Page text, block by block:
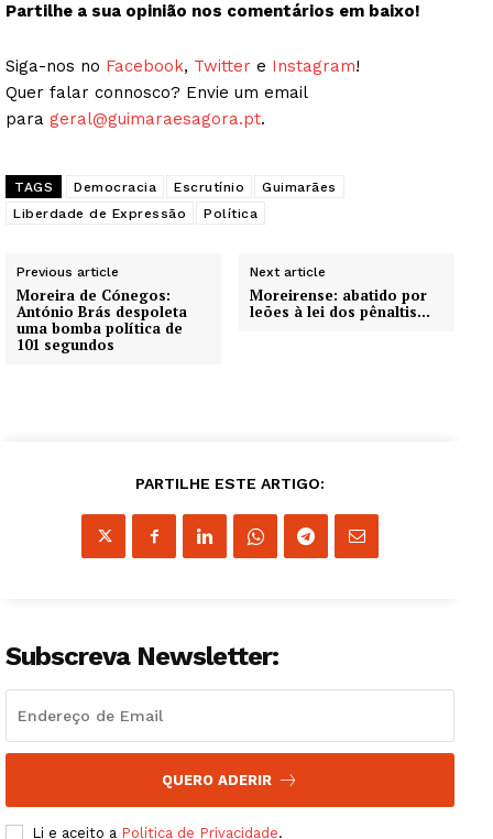
Partilhe a sua opinião nos comentários em baixo!
Siga-nos no Facebook, Twitter e Instagram!
Quer falar connosco? Envie um email
para geral@guimaraesagora.pt.
TAGS Democracia Escrutínio
Guimarães
Liberdade de Expressão
Política
Previous article
Moreira de Cónegos:
António Brás despoleta
uma bomba política de
101 segundos
Next article
Moreirense: abatido por
leões à lei dos pênaltis…
PARTILHE ESTE ARTIGO:
Subscreva Newsletter:
QUERO ADERIR
Li e aceito a Política de Privacidade.